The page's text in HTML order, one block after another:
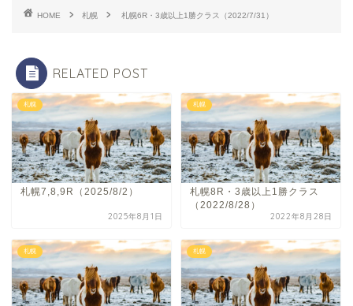
HOME 札幌 札幌6R・3歳以上1勝クラス（2022/7/31）
RELATED POST
札幌
札幌7,8,9R（2025/8/2）
2025年8月1日
札幌
札幌8R・3歳以上1勝クラス
（2022/8/28）
2022年8月28日
札幌 札幌